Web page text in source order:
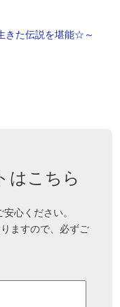
きた伝説を堪能☆～
はこちら
心ください。
ますので、必ずご